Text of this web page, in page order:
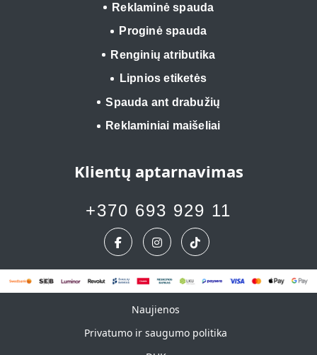
Reklaminė spauda
Proginė spauda
Renginių atributika
Lipnios etiketės
Spauda ant drabužių
Reklaminiai maišeliai
Klientų aptarnavimas
+370 693 929 11
Naujienos
Naujienos
Privatumo ir saugumo politika